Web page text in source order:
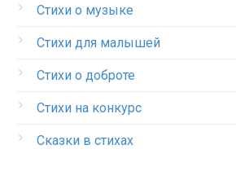
Стихи о музыке
Стихи для малышей
Стихи о доброте
Стихи на конкурс
Сказки в стихах